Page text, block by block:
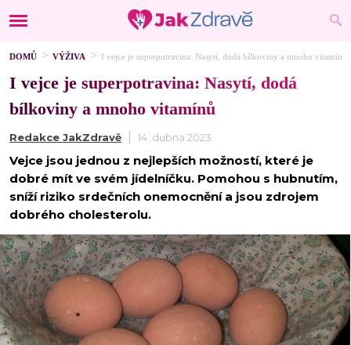
DOMŮ VÝŽIVA I vejce je superpotravina: Nasytí, dodá bílkoviny a mnoho vitamínů
I vejce je superpotravina: Nasytí, dodá
bílkoviny a mnoho vitamínů
Redakce JakZdravě 14. dubna 2023
Vejce jsou jednou z nejlepších možností, které je
dobré mít ve svém jídelníčku. Pomohou s hubnutím,
sníží riziko srdečních onemocnění a jsou zdrojem
dobrého cholesterolu.